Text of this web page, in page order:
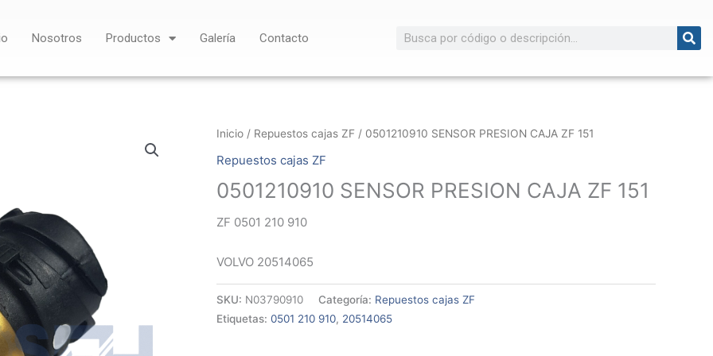
Nosotros Productos Galería Contacto Buscar
Inicio / Repuestos cajas ZF / 0501210910 SENSOR PRESION CAJA ZF 151
Repuestos cajas ZF
0501210910 SENSOR PRESION CAJA ZF 151
ZF 0501 210 910
VOLVO 20514065
SKU: N03790910 Categoría: Repuestos cajas ZF
Etiquetas: 0501 210 910, 20514065